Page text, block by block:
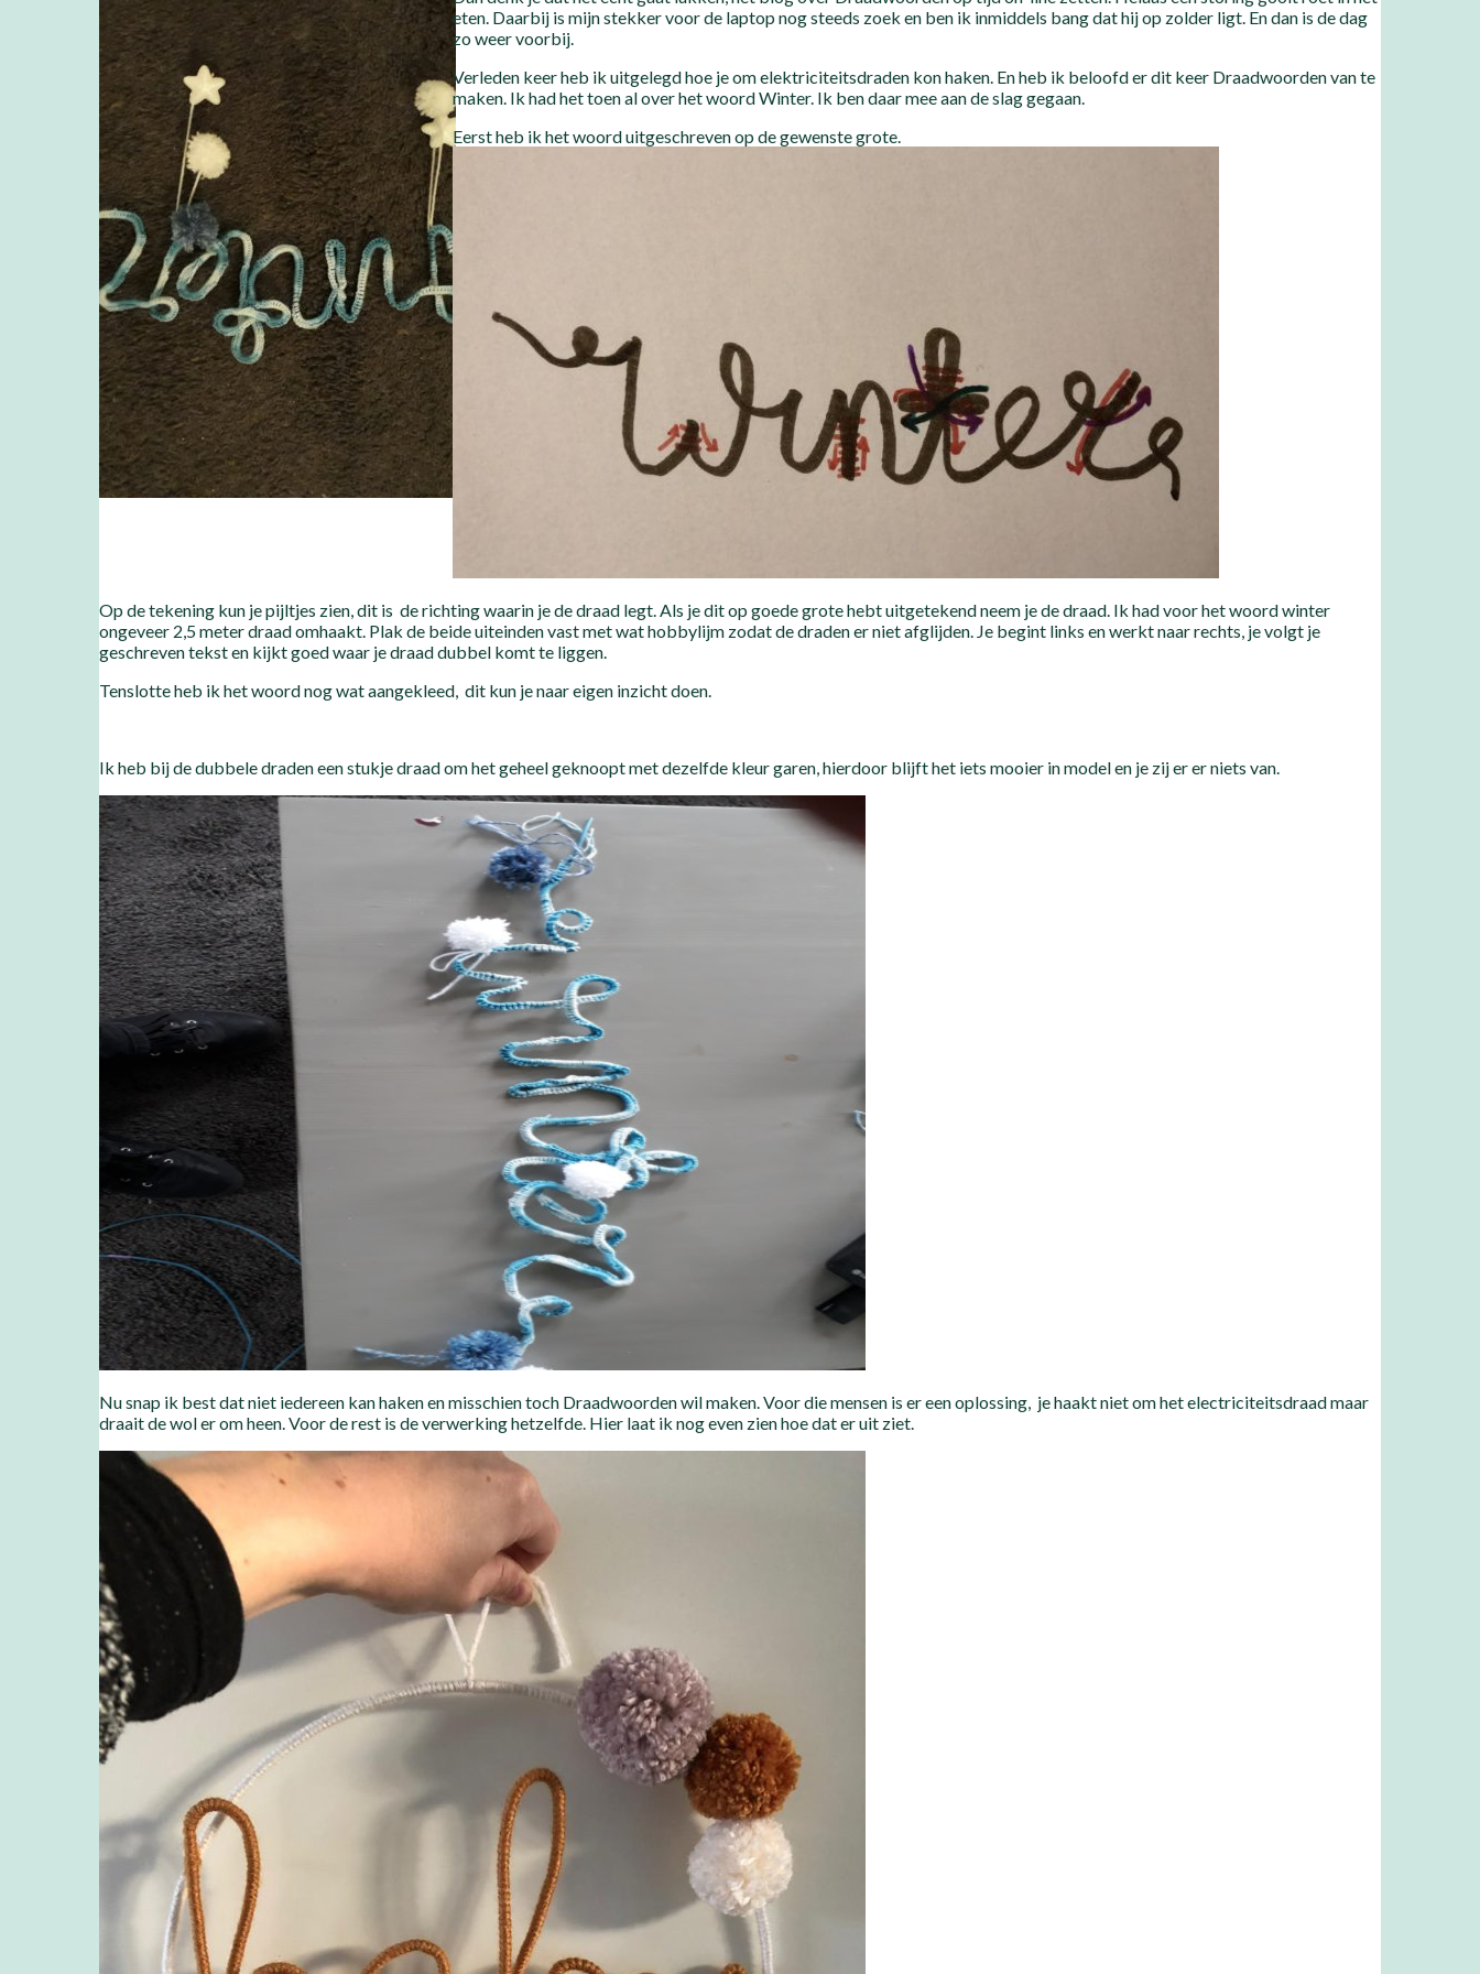
eten. Daarbij is mijn stekker voor de laptop nog steeds zoek en ben ik inmiddels bang dat hij op zolder ligt. En dan is de dag
zo weer voorbij.
Verleden keer heb ik uitgelegd hoe je om elektriciteitsdraden kon haken. En heb ik beloofd er dit keer Draadwoorden van te
maken. Ik had het toen al over het woord Winter. Ik ben daar mee aan de slag gegaan.
Eerst heb ik het woord uitgeschreven op de gewenste grote.
Op de tekening kun je pijltjes zien, dit is de richting waarin je de draad legt. Als je dit op goede grote hebt uitgetekend neem je de draad. Ik had voor het woord winter
ongeveer 2,5 meter draad omhaakt. Plak de beide uiteinden vast met wat hobbylijm zodat de draden er niet afglijden. Je begint links en werkt naar rechts, je volgt je
geschreven tekst en kijkt goed waar je draad dubbel komt te liggen.
Tenslotte heb ik het woord nog wat aangekleed, dit kun je naar eigen inzicht doen.
Ik heb bij de dubbele draden een stukje draad om het geheel geknoopt met dezelfde kleur garen, hierdoor blijft het iets mooier in model en je zij er er niets van.
Nu snap ik best dat niet iedereen kan haken en misschien toch Draadwoorden wil maken. Voor die mensen is er een oplossing, je haakt niet om het electriciteitsdraad maar
draait de wol er om heen. Voor de rest is de verwerking hetzelfde. Hier laat ik nog even zien hoe dat er uit ziet.